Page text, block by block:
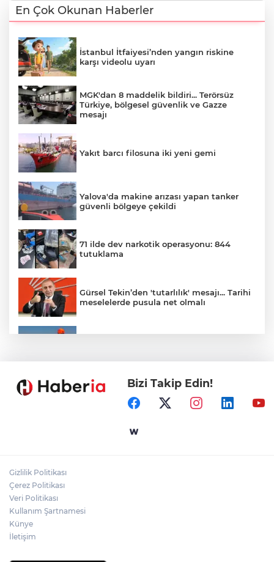
En Çok Okunan Haberler
İstanbul İtfaiyesi’nden yangın riskine
karşı videolu uyarı
MGK'dan 8 maddelik bildiri... Terörsüz
Türkiye, bölgesel güvenlik ve Gazze
mesajı
Yakıt barcı filosuna iki yeni gemi
Yalova'da makine arızası yapan tanker
güvenli bölgeye çekildi
71 ilde dev narkotik operasyonu: 844
tutuklama
Gürsel Tekin’den 'tutarlılık' mesajı... Tarihi
meselelerde pusula net olmalı
Samsun’da Alaçam'a yeni yaşam alanı
Yapay zekada onlarca uygulamanın
Bizi Takip Edin!
Gizlilik Politikası
Çerez Politikası
Veri Politikası
Kullanım Şartnamesi
Künye
İletişim